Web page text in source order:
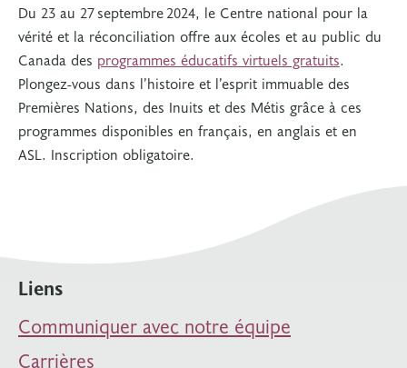
Du 23 au 27 septembre 2024, le Centre national pour la
vérité et la réconciliation offre aux écoles et au public du
Canada des programmes éducatifs virtuels gratuits.
Plongez-vous dans l’histoire et l’esprit immuable des
Premières Nations, des Inuits et des Métis grâce à ces
programmes disponibles en français, en anglais et en
ASL. Inscription obligatoire.
Liens
Communiquer avec notre équipe
Carrières